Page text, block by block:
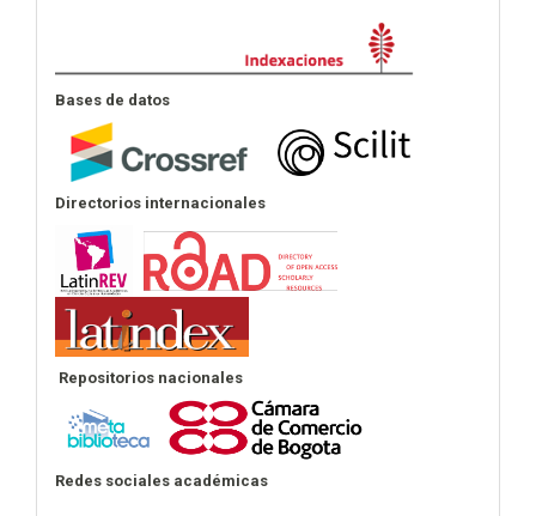
Bases de datos
Directorios internacionales
Repositorios nacionales
Redes sociales académicas